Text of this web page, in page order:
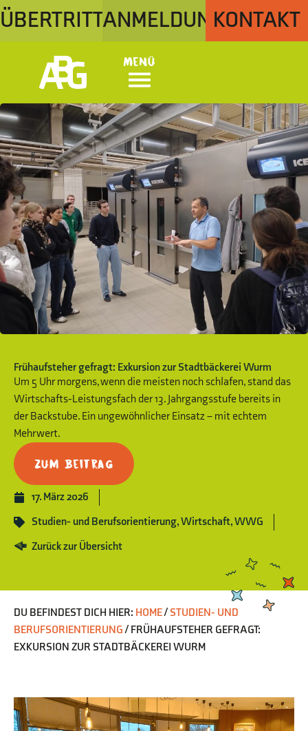
ÜBERTRITTANMELDUNGKONTAKT
Menü
Frühaufsteher gefragt: Exkursion zur Stadtbäckerei Wurm
Um 5 Uhr morgens, wenn die meisten noch schlafen, stand das
Wirtschafts-Leistungsfach der 13. Jahrgangsstufe bereits in
der Backstube. Ein ungewöhnlicher Einsatz – mit echtem
Mehrwert.
Zum Beitrag
17. März 2026
Studien- und Berufsorientierung,Wirtschaft,WWG
Zurück zur Übersicht
DU BEFINDEST DICH HIER: HOME/ STUDIEN- UND
BERUFSORIENTIERUNG/ FRÜHAUFSTEHER GEFRAGT:
EXKURSION ZUR STADTBÄCKEREI WURM